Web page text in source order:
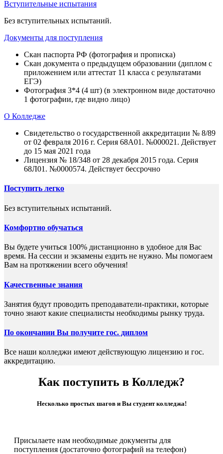
Вступительные испытания
Без вступительных испытаний.
Документы для поступления
Скан паспорта РФ (фотография и прописка)
Скан документа о предыдущем образовании (диплом с
приложением или аттестат 11 класса с результатами
ЕГЭ)
Фотография 3*4 (4 шт) (в электронном виде достаточно
1 фотографии, где видно лицо)
О Колледже
Свидетельство о государственной аккредитации № 8/89
от 02 февраля 2016 г. Серия 68А01. №000021. Действует
до 15 мая 2021 года
Лицензия № 18/348 от 28 декабря 2015 года. Серия
68Л01. №0000574. Действует бессрочно
Поступить легко
Без вступительных испытаний.
Комфортно обучаться
Вы будете учиться 100% дистанционно в удобное для Вас
время. На сессии и экзамены ездить не нужно. Мы помогаем
Вам на протяжении всего обучения!
Качественные знания
Занятия будут проводить преподаватели-практики, которые
точно знают какие специалисты необходимы рынку труда.
По окончании Вы получите гос. диплом
Все наши колледжи имеют действующую лицензию и гос.
аккредитацию.
Как поступить в Колледж?
Несколько простых шагов и Вы студент колледжа!
Присылаете нам необходимые документы для
поступления (достаточно фотографий на телефон)